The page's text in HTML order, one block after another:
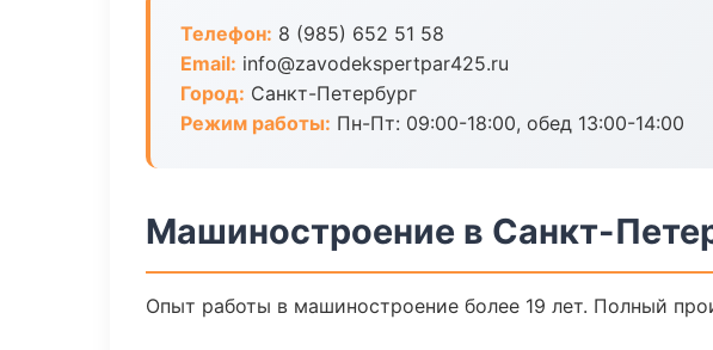
Телефон: 8 (985) 652 51 58
Email: info@zavodekspertpar425.ru
Город: Санкт-Петербург
Режим работы: Пн-Пт: 09:00-18:00, обед 13:00-14:00
Машиностроение в Санкт-
Опыт работы в машиностроение более 19 лет. Полный